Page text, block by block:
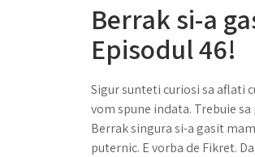
Berrak si-a
Episodul 46!
Sigur sunteti curiosi sa aflati
vom spune indata. Trebuie
Berrak singura si-a gasit
puternic. E vorba de Fikret.